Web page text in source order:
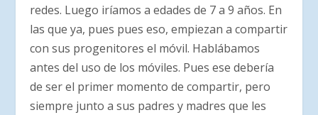
redes. Luego iríamos a edades de 7 a 9 años. En
las que ya, pues pues eso, empiezan a compartir
con sus progenitores el móvil. Hablábamos
antes del uso de los móviles. Pues ese debería
de ser el primer momento de compartir, pero
siempre junto a sus padres y madres que les